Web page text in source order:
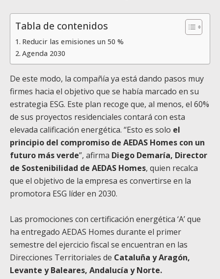
Tabla de contenidos
Reducir las emisiones un 50 %
Agenda 2030
De este modo, la compañía ya está dando pasos muy
firmes hacia el objetivo que se había marcado en su
estrategia ESG. Este plan recoge que, al menos, el 60%
de sus proyectos residenciales contará con esta
elevada calificación energética. “Esto es solo el
principio del compromiso de AEDAS Homes con un
futuro más verde”, afirma Diego Demaría, Director
de Sostenibilidad de AEDAS Homes, quien recalca
que el objetivo de la empresa es convertirse en la
promotora ESG líder en 2030.
Las promociones con certificación energética ‘A’ que
ha entregado AEDAS Homes durante el primer
semestre del ejercicio fiscal se encuentran en las
Direcciones Territoriales de Cataluña y Aragón,
Levante y Baleares, Andalucía y Norte.